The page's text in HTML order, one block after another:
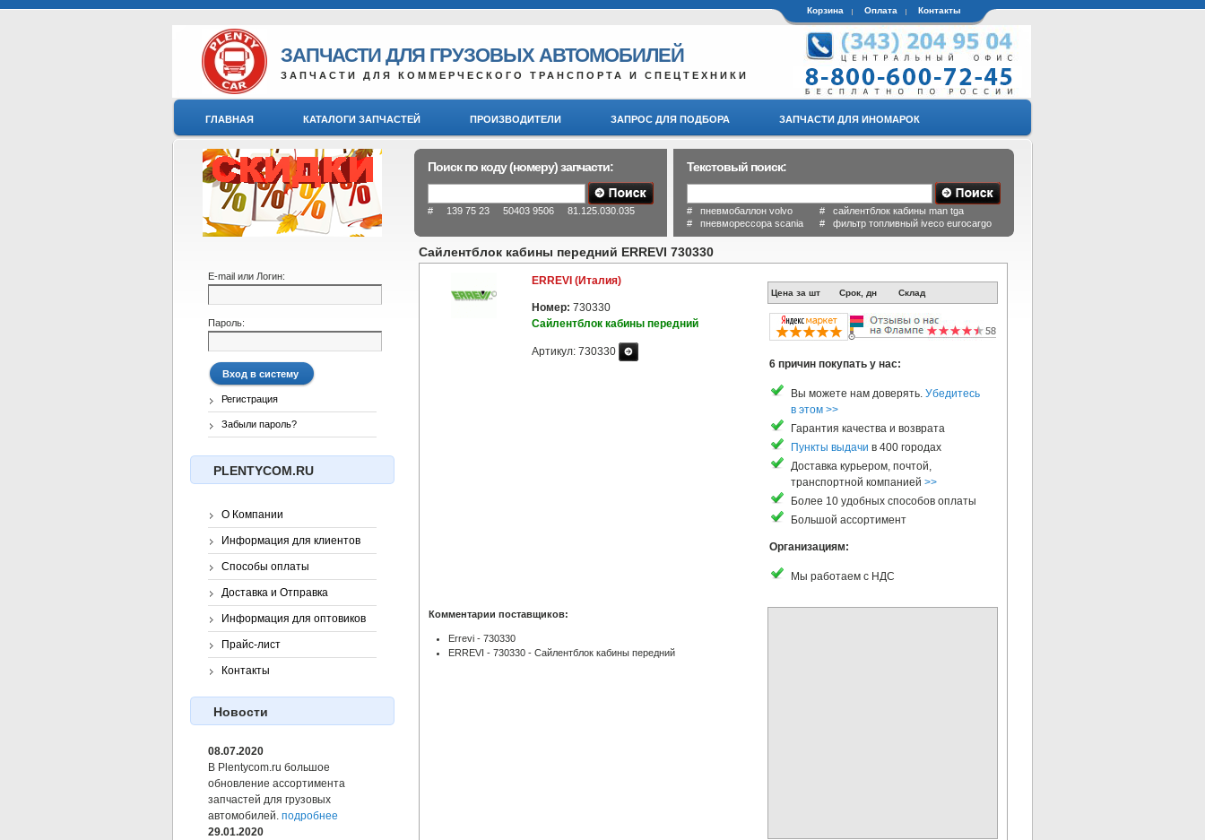
Корзина Оплата Контакты
ЗАПЧАСТИ ДЛЯ ГРУЗОВЫХ АВТОМОБИЛЕЙ
ЗАПЧАСТИ ДЛЯ КОММЕРЧЕСКОГО ТРАНСПОРТА И СПЕЦТЕХНИКИ
ГЛАВНАЯ КАТАЛОГИ ЗАПЧАСТЕЙ ПРОИЗВОДИТЕЛИ ЗАПРОС ДЛЯ ПОДБОРА ЗАПЧАСТИ ДЛЯ ИНОМАРОК
Поиск по коду (номеру) запчасти:
# 139 75 23 50403 9506 81.125.030.035
Текстовый поиск:
# пневмобаллон volvo # сайлентблок кабины man tga
# пневморессора scania # фильтр топливный iveco eurocargo
Сайлентблок кабины передний ERREVI 730330
ERREVI (Италия)
Номер: 730330
Сайлентблок кабины передний
Артикул: 730330
Цена за шт Срок, дн Склад
6 причин покупать у нас:
Вы можете нам доверять. Убедитесь
в этом >>
Гарантия качества и возврата
Пункты выдачи в 400 городах
Доставка курьером, почтой,
транспортной компанией >>
Более 10 удобных способов оплаты
Большой ассортимент
Организациям:
Мы работаем с НДС
Комментарии поставщиков:
Errevi - 730330
ERREVI - 730330 - Сайлентблок кабины передний
E-mail или Логин:
Пароль:
Регистрация
Забыли пароль?
PLENTYCOM.RU
О Компании
Информация для клиентов
Способы оплаты
Доставка и Отправка
Информация для оптовиков
Прайс-лист
Контакты
Новости
08.07.2020
В Plentycom.ru большое
обновление ассортимента
запчастей для грузовых
автомобилей. подробнее
29.01.2020